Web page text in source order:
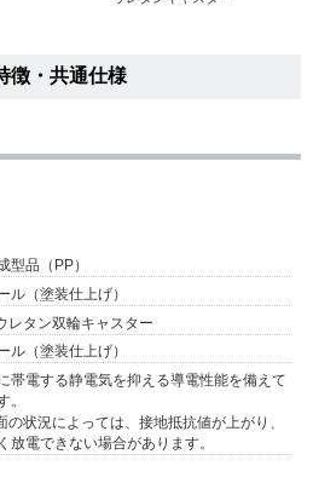
徴・共通仕様
型品（PP）
ル（塗装仕上げ）
レタン双輪キャスター
ル（塗装仕上げ）
帯電する静電気を抑える導電性能を備えて
。
の状況によっては、接地抵抗値が上がり、
放電できない場合があります。